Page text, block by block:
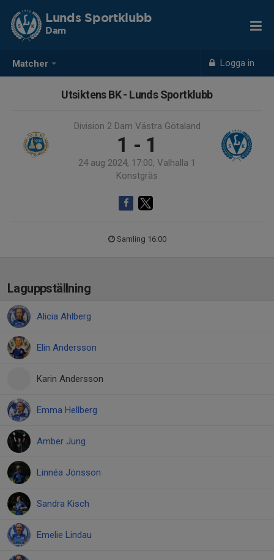
Matcher Logga in
Lunds Sportklubb
Dam
Utsiktens BK - Lunds Sportklubb
Division 2 Dam Västra Götaland
1 - 1
24 aug 2024, 17:00, Valhalla 1
Konstgräs
Samling 16:00
Laguppställning
Alicia Ahlberg
Elin Andersson
Karin Andersson
Emma Hellberg
Amber Jung
Linnéa Jönsson
Sandra Kisch
Emelie Lindau